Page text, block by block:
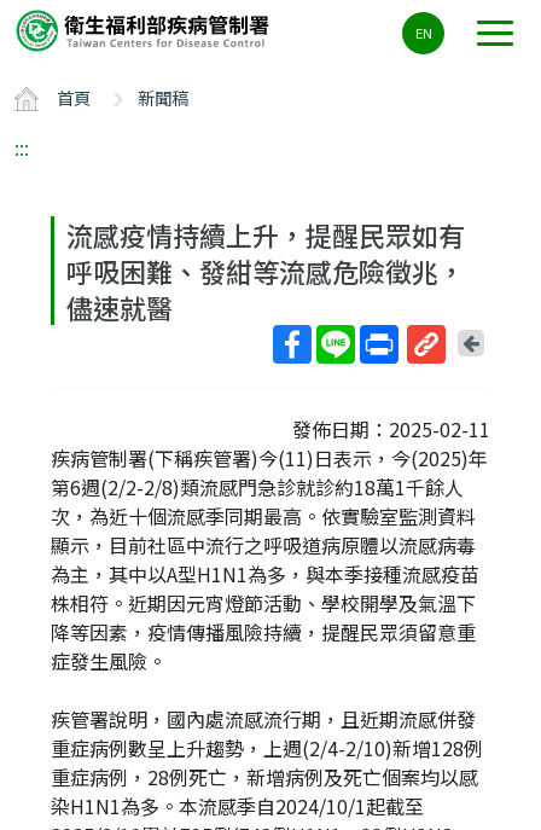
要
容
ALT+C
EN
首頁 新聞稿
:::
流感疫情持續上升，提醒民眾如有
呼吸困難、發紺等流感危險徵兆，
儘速就醫
短
網
址
回
頁
發佈日期：2025-02-11
疾病管制署(下稱疾管署)今(11)日表示，今(2025)年
第6週(2/2-2/8)類流感門急診就診約18萬1千餘人
次，為近十個流感季同期最高。依實驗室監測資料
顯示，目前社區中流行之呼吸道病原體以流感病毒
為主，其中以A型H1N1為多，與本季接種流感疫苗
株相符。近期因元宵燈節活動、學校開學及氣溫下
降等因素，疫情傳播風險持續，提醒民眾須留意重
症發生風險。
疾管署說明，國內處流感流行期，且近期流感併發
重症病例數呈上升趨勢，上週(2/4-2/10)新增128例
重症病例，28例死亡，新增病例及死亡個案均以感
染H1N1為多。本流感季自2024/10/1起截至